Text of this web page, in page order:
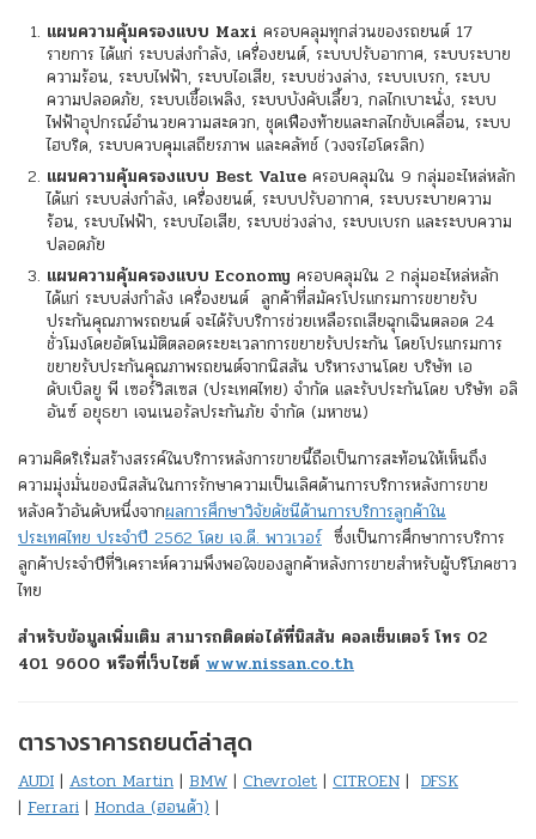
แผนความคุ้มครองแบบ Maxi ครอบคลุมทุกส่วนของรถยนต์ 17
รายการ ได้แก่ ระบบส่งกำลัง, เครื่องยนต์, ระบบปรับอากาศ, ระบบระบาย
ความร้อน, ระบบไฟฟ้า, ระบบไอเสีย, ระบบช่วงล่าง, ระบบเบรก, ระบบ
ความปลอดภัย, ระบบเชื้อเพลิง, ระบบบังคับเลี้ยว, กลไกเบาะนั่ง, ระบบ
ไฟฟ้าอุปกรณ์อำนวยความสะดวก, ชุดเฟืองท้ายและกลไกขับเคลื่อน, ระบบ
ไฮบริด, ระบบควบคุมเสถียรภาพ และคลัทช์ (วงจรไฮโดรลิก)
แผนความคุ้มครองแบบ Best Value ครอบคลุมใน 9 กลุ่มอะไหล่หลัก
ได้แก่ ระบบส่งกำลัง, เครื่องยนต์, ระบบปรับอากาศ, ระบบระบายความ
ร้อน, ระบบไฟฟ้า, ระบบไอเสีย, ระบบช่วงล่าง, ระบบเบรก และระบบความ
ปลอดภัย
แผนความคุ้มครองแบบ Economy ครอบคลุมใน 2 กลุ่มอะไหล่หลัก
ได้แก่ ระบบส่งกำลัง เครื่องยนต์ ลูกค้าที่สมัครโปรแกรมการขยายรับ
ประกันคุณภาพรถยนต์ จะได้รับบริการช่วยเหลือรถเสียฉุกเฉินตลอด 24
ชั่วโมงโดยอัตโนมัติตลอดระยะเวลาการขยายรับประกัน โดยโปรแกรมการ
ขยายรับประกันคุณภาพรถยนต์จากนิสสัน บริหารงานโดย บริษัท เอ
ดับเบิลยู พี เซอร์วิสเซส (ประเทศไทย) จำกัด และรับประกันโดย บริษัท อลิ
อันซ์ อยุธยา เจนเนอรัลประกันภัย จำกัด (มหาชน)
ความคิดริเริ่มสร้างสรรค์ในบริการหลังการขายนี้ถือเป็นการสะท้อนให้เห็นถึง
ความมุ่งมั่นของนิสสันในการรักษาความเป็นเลิศด้านการบริการหลังการขาย
หลังคว้าอันดับหนึ่งจากผลการศึกษาวิจัยดัชนีด้านการบริการลูกค้าใน
ประเทศไทย ประจำปี 2562 โดย เจ.ดี. พาวเวอร์ซึ่งเป็นการศึกษาการบริการ
ลูกค้าประจำปีที่วิเคราะห์ความพึงพอใจของลูกค้าหลังการขายสำหรับผู้บริโภคชาว
ไทย
สำหรับข้อมูลเพิ่มเติม สามารถติดต่อได้ที่นิสสัน คอลเซ็นเตอร์ โทร 02
401 9600 หรือที่เว็บไซต์ www.nissan.co.th
ตารางราคารถยนต์ล่าสุด
AUDI | Aston Martin | BMW | Chevrolet | CITROEN | DFSK
| Ferrari | Honda (ฮอนด้า) |